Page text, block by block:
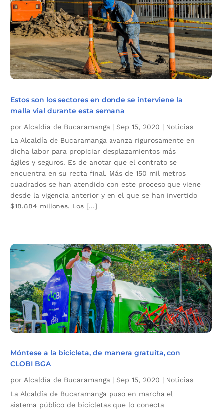
Estos son los sectores en donde se interviene la
malla vial durante esta semana
porAlcaldía de Bucaramanga | Sep 15, 2020 | Noticias
La Alcaldía de Bucaramanga avanza rigurosamente en
dicha labor para propiciar desplazamientos más
ágiles y seguros. Es de anotar que el contrato se
encuentra en su recta final. Más de 150 mil metros
cuadrados se han atendido con este proceso que viene
desde la vigencia anterior y en el que se han invertido
$18.884 millones. Los […]
Móntese a la bicicleta, de manera gratuita, con
CLOBI BGA
porAlcaldía de Bucaramanga | Sep 15, 2020 | Noticias
La Alcaldía de Bucaramanga puso en marcha el
sistema público de bicicletas que lo conecta